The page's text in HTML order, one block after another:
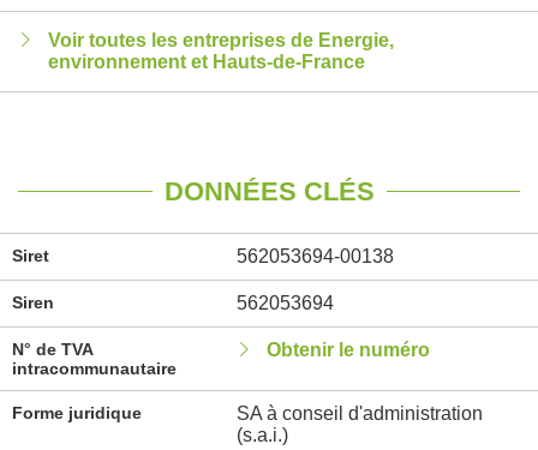
Voir toutes les entreprises de Energie,
environnement et Hauts-de-France
DONNÉES CLÉS
Siret 562053694-00138
Siren 562053694
N° de TVA
intracommunautaire
Obtenir le numéro
Forme juridique
SA à conseil d'administration
(s.a.i.)